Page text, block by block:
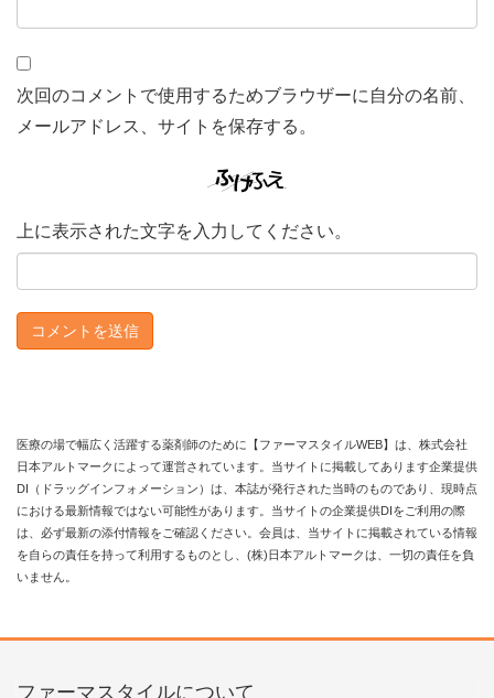
次回のコメントで使用するためブラウザーに自分の名前、
メールアドレス、サイトを保存する。
上に表示された文字を入力してください。
医療の場で幅広く活躍する薬剤師のために【ファーマスタイルWEB】は、株式会社
日本アルトマークによって運営されています。当サイトに掲載してあります企業提供
DI（ドラッグインフォメーション）は、本誌が発行された当時のものであり、現時点
における最新情報ではない可能性があります。当サイトの企業提供DIをご利用の際
は、必ず最新の添付情報をご確認ください。会員は、当サイトに掲載されている情報
を自らの責任を持って利用するものとし、(株)日本アルトマークは、一切の責任を負
いません。
ファーマスタイルについて